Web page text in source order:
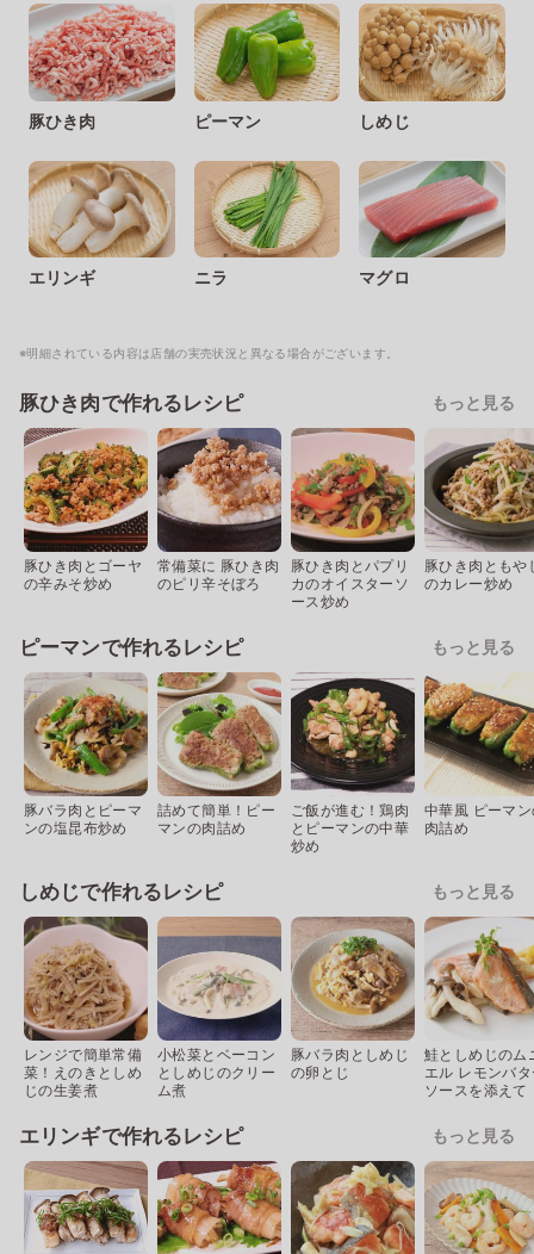
豚ひき肉 ピーマン しめじ
エリンギ ニラ マグロ
※明細されている内容は店舗の実売状況と異なる場合がございます。
豚ひき肉で作れるレシピ もっと見る
豚ひき肉とゴーヤ
の辛みそ炒め
常備菜に 豚ひき肉
のピリ辛そぼろ
豚ひき肉とパプリ
カのオイスターソ
ース炒め
豚ひき肉ともや
のカレー炒め
ピーマンで作れるレシピ もっと見る
豚バラ肉とピーマ
ンの塩昆布炒め
詰めて簡単！ピー
マンの肉詰め
ご飯が進む！鶏肉
とピーマンの中華
炒め
中華風 ピーマ
肉詰め
しめじで作れるレシピ もっと見る
レンジで簡単常備
菜！えのきとしめ
じの生姜煮
小松菜とベーコン
としめじのクリー
ム煮
豚バラ肉としめじ
の卵とじ
鮭としめじのム
エル レモンバ
ソースを添えて
エリンギで作れるレシピ もっと見る